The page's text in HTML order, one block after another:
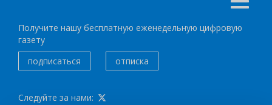
Получите нашу бесплатную еженедельную цифровую
газету
подписаться
отписка
Следуйте за нами: